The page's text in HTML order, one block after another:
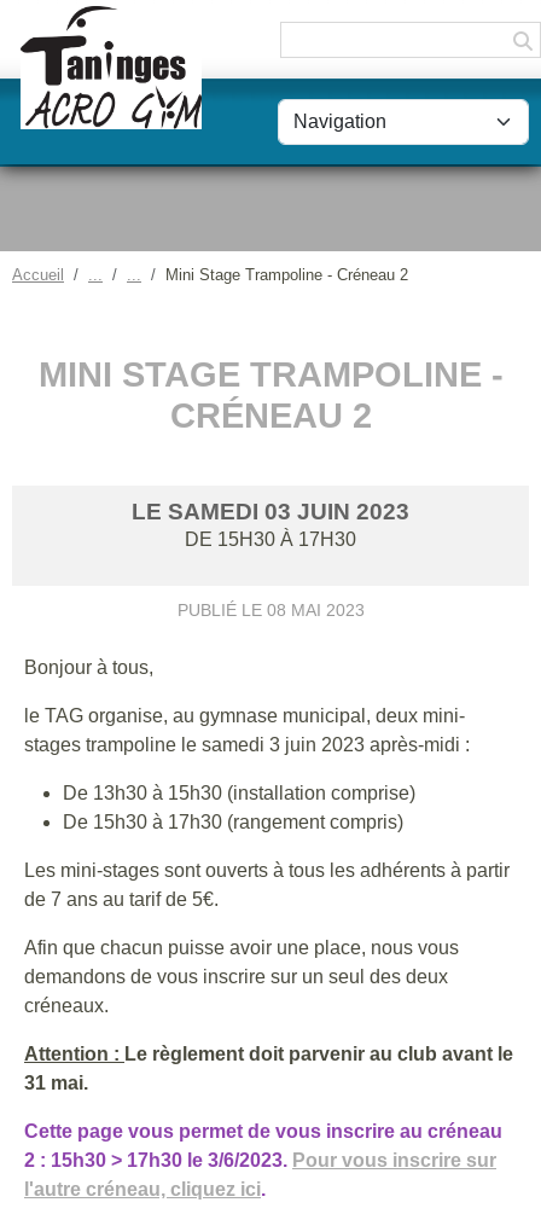
Accueil Mini Stage Trampoline - Créneau 2
MINI STAGE TRAMPOLINE -
CRÉNEAU 2
LE SAMEDI 03 JUIN 2023
DE 15H30 À 17H30
PUBLIÉ LE 08 MAI 2023
Bonjour à tous,
le TAG organise, au gymnase municipal, deux mini-
stages trampoline le samedi 3 juin 2023 après-midi :
De 13h30 à 15h30 (installation comprise)
De 15h30 à 17h30 (rangement compris)
Les mini-stages sont ouverts à tous les adhérents à partir
de 7 ans au tarif de 5€.
Afin que chacun puisse avoir une place, nous vous
demandons de vous inscrire sur un seul des deux
créneaux.
Attention : Le règlement doit parvenir au club avant le
31 mai.
Cette page vous permet de vous inscrire au créneau
2 : 15h30 > 17h30 le 3/6/2023. Pour vous inscrire sur
l'autre créneau, cliquez ici.
Panneau de gestion des cookies